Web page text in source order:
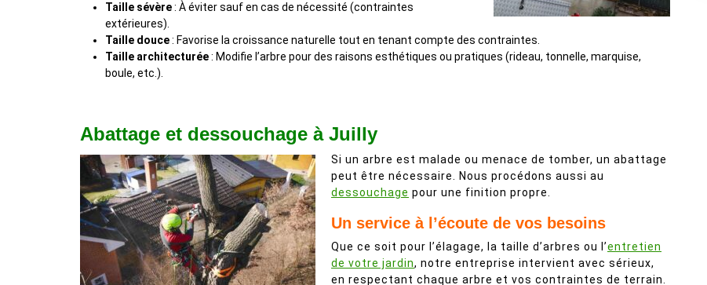
Taille sévère: À éviter sauf en cas de nécessité (contraintes
extérieures).
Taille douce: Favorise la croissance naturelle tout en tenant compte des contraintes.
Taille architecturée: Modifie l’arbre pour des raisons esthétiques ou pratiques (rideau, tonnelle, marquise,
boule, etc.).
Abattage et dessouchage à Juilly
Si un arbre est malade ou menace de tomber, un abattage
peut être nécessaire. Nous procédons aussi au
dessouchage pour une finition propre.
Un service à l’écoute de vos besoins
Que ce soit pour l’élagage, la taille d’arbres ou l’entretien
de votre jardin, notre entreprise intervient avec sérieux,
en respectant chaque arbre et vos contraintes de terrain.